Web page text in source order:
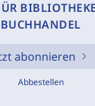
BUCHHANDEL
abonnieren
Abbestellen